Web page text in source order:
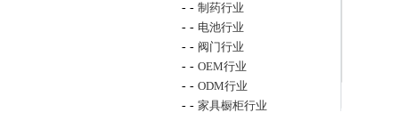
- - 制药行业
- - 电池行业
- - 阀门行业
- - OEM行业
- - ODM行业
- - 家具橱柜行业